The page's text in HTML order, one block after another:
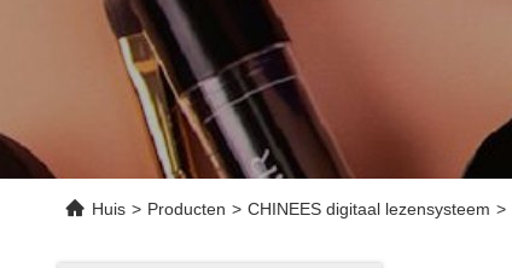
Huis > Producten > CHINEES digitaal lezensysteem >